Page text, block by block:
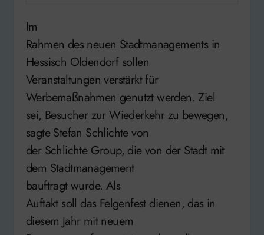
Im
Rahmen des neuen Stadtmanagements in
Hessisch Oldendorf sollen
Veranstaltungen verstärkt für
Werbemaßnahmen genutzt werden. Ziel
sei, Besucher zur Wiederkehr zu bewegen,
sagte Stefan Schlichte von
der Schlichte Group, die von der Stadt mit
dem Stadtmanagement
bauftragt wurde. Als
Auftakt soll das Felgenfest dienen, das in
diesem Jahr mit neuem